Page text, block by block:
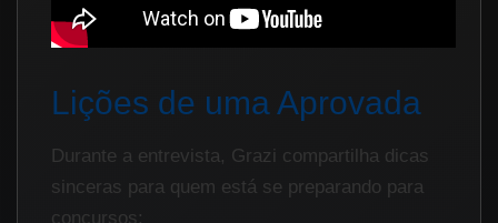
Lições de uma Aprovada
Durante a entrevista, Grazi compartilha dicas
sinceras para quem está se preparando para
concursos: